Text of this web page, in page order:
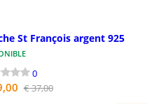
St François argent 925
0
€ 37,00